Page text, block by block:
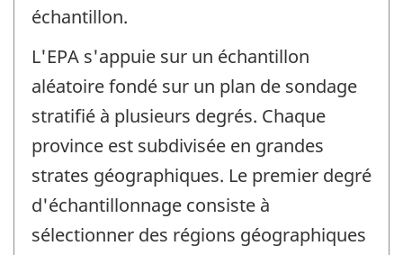
échantillon.
L'EPA s'appuie sur un échantillon
aléatoire fondé sur un plan de sondage
stratifié à plusieurs degrés. Chaque
province est subdivisée en grandes
strates géographiques. Le premier degré
d'échantillonnage consiste à
sélectionner des régions géographiques